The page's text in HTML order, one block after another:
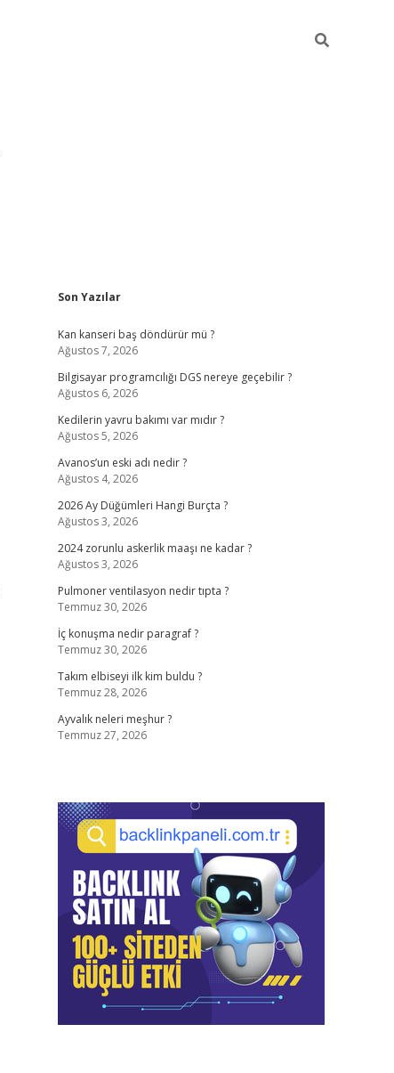
Sidebar
Son Yazılar
Kan kanseri baş döndürür mü ?
Ağustos 7, 2026
Bilgisayar programcılığı DGS nereye geçebilir ?
Ağustos 6, 2026
Kedilerin yavru bakımı var mıdır ?
Ağustos 5, 2026
Avanos’un eski adı nedir ?
Ağustos 4, 2026
2026 Ay Düğümleri Hangi Burçta ?
Ağustos 3, 2026
2024 zorunlu askerlik maaşı ne kadar ?
Ağustos 3, 2026
Pulmoner ventilasyon nedir tıpta ?
Temmuz 30, 2026
İç konuşma nedir paragraf ?
Temmuz 30, 2026
Takım elbiseyi ilk kim buldu ?
Temmuz 28, 2026
Ayvalık neleri meşhur ?
Temmuz 27, 2026